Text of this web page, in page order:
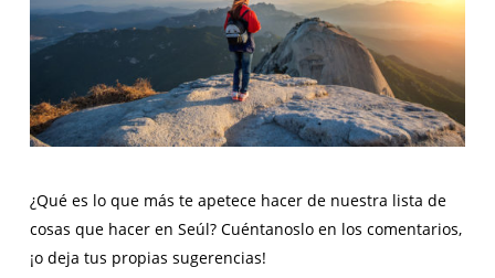
¿Qué es lo que más te apetece hacer de nuestra lista de
cosas que hacer en Seúl? Cuéntanoslo en los comentarios,
¡o deja tus propias sugerencias!